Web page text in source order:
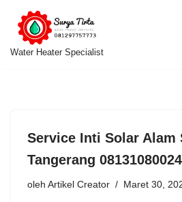
Lompat
ke
Water Heater Specialist
Service Inti Solar Alam
Tangerang
oleh Artikel Creator Maret 30,